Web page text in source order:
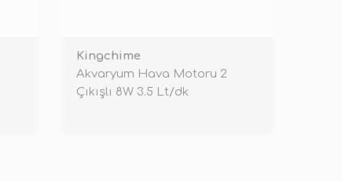
Kingchime
Akvaryum Hava Motoru 2
Çıkışlı 8W 3.5 Lt/dk